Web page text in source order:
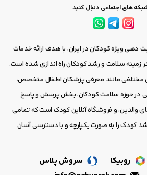
شبکه های اجتماعی دنبال کنید
دهی ویژه کودکان در ایران، با هدف ارائه خدمات
زمینه سلامت و رشد کودکان راه اندازی شده است.
مانند معرفی پزشکان اطفال متخصص،
در حوزه سلامت کودکان، بخش پرسش و پاسخ
والدین، و فروشگاه آنلاین کودک است که تمامی
کودک را به صورت یکپارچه و با دسترسی آسان
روبیکا
سروش پلاس